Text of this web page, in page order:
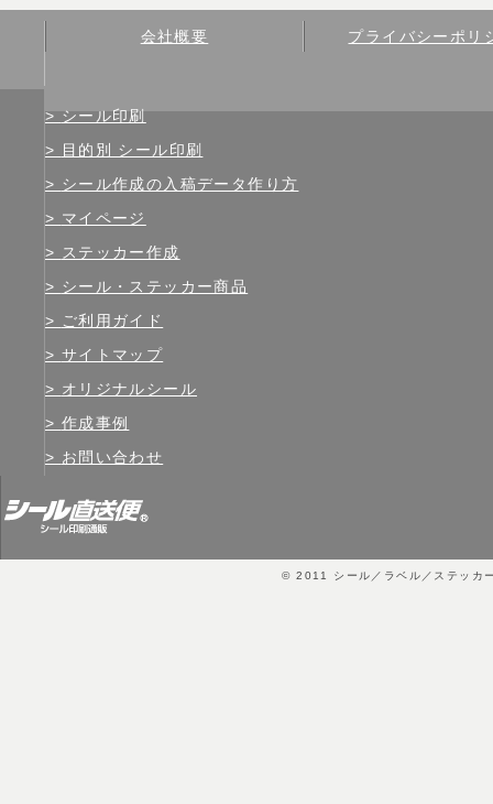
会社概要 プライバシーポリ
シール印刷
目的別 シール印刷
シール作成の入稿データ作り方
マイページ
ステッカー作成
シール・ステッカー商品
ご利用ガイド
サイトマップ
オリジナルシール
作成事例
お問い合わせ
© 2011 シール／ラベル／ステッカ